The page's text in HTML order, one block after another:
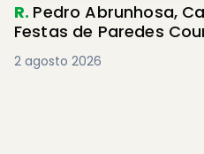
R. Pedro Abrunhosa,
Festas de Paredes
2 agosto 2026